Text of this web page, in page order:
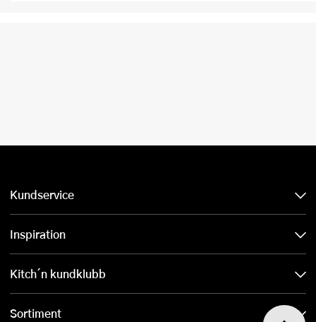
Kundservice
Inspiration
Kitch´n kundklubb
Sortiment